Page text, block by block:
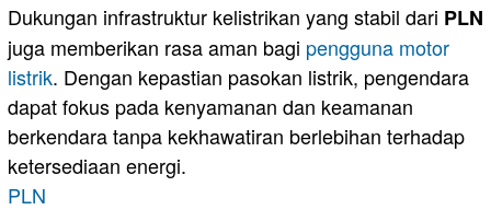
Dukungan infrastruktur kelistrikan yang stabil dari PLN
juga memberikan rasa aman bagi pengguna motor
listrik. Dengan kepastian pasokan listrik, pengendara
dapat fokus pada kenyamanan dan keamanan
berkendara tanpa kekhawatiran berlebihan terhadap
ketersediaan energi.
PLN